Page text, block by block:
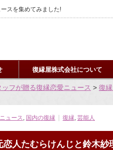
スを集めてみました!
復縁屋株式会社について
フが贈る復縁恋愛ニュース > 復
ュース 国内の復縁 復縁 芸能人
恋人たむらけんじと鈴木紗